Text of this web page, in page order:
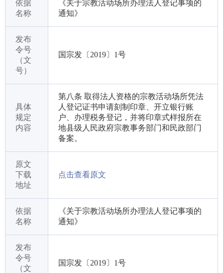
依据
名称
《关于宗教活动场所办理法人登记事项的
通知》
发布
令号
（文
号）
国宗发〔2019〕1号
具体
规定
内容
第八条 取得法人资格的宗教活动场所凭法
人登记证书申请刻制印章、开立银行账
户、办理税务登记，并将印章式样报所在
地县级人民政府宗教事务部门和民政部门
备案。
原文
下载
地址
点击查看原文
依据
名称
《关于宗教活动场所办理法人登记事项的
通知》
发布
令号
（文
国宗发〔2019〕1号